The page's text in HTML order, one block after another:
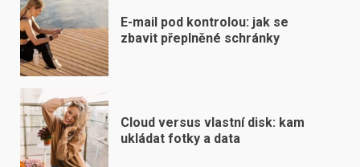
E-mail pod kontrolou: jak se
zbavit přeplněné schránky
Cloud versus vlastní disk: kam
ukládat fotky a data